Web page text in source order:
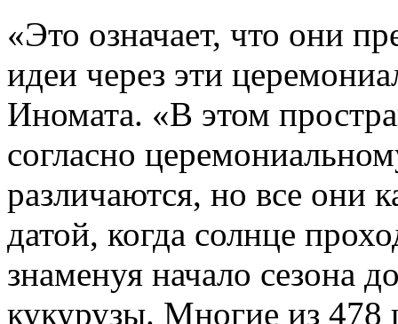
«Это означает, что они
идеи через эти
Иномата. «В этом
согласно
различаются, но все они
датой, когда солнце
знаменуя начало сезона
кукурузы. Многие из 478